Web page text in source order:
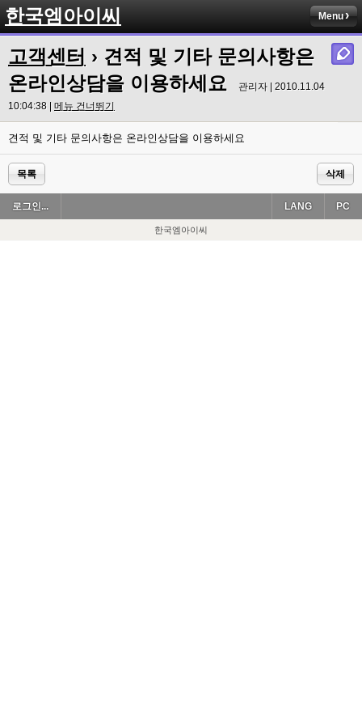
한국엠아이씨 Menu
고객센터 › 견적 및 기타 문의사항은
온라인상담을 이용하세요
관리자 | 2010.11.04
10:04:38 | 메뉴 건너뛰기
견적 및 기타 문의사항은 온라인상담을 이용하세요
목록 삭제
로그인... PC
LANG
한국엠아이씨